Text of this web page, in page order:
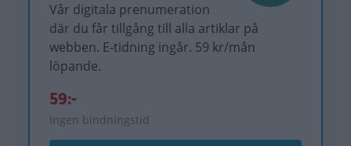
Vår digitala prenumeration
där du får tillgång till alla artiklar på
webben. E-tidning ingår. 59 kr/mån
löpande.
59:-
Ingen bindningstid